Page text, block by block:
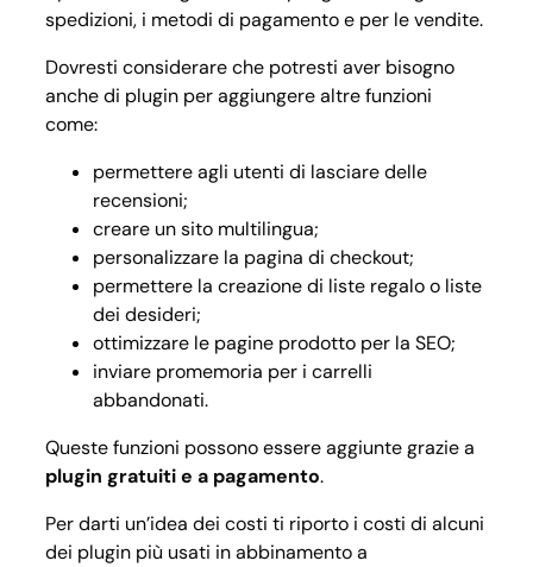
spedizioni, i metodi di pagamento e per le vendite.
Dovresti considerare che potresti aver bisogno
anche di plugin per aggiungere altre funzioni
come:
permettere agli utenti di lasciare delle
recensioni;
creare un sito multilingua;
personalizzare la pagina di checkout;
permettere la creazione di liste regalo o liste
dei desideri;
ottimizzare le pagine prodotto per la SEO;
inviare promemoria per i carrelli
abbandonati.
Queste funzioni possono essere aggiunte grazie a
plugin gratuiti e a pagamento.
Per darti un’idea dei costi ti riporto i costi di alcuni
dei plugin più usati in abbinamento a